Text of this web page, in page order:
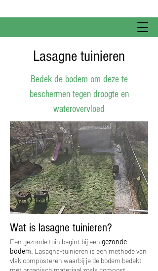
Lasagne tuinieren
Bedek de bodem om deze te
beschermen tegen droogte en
waterovervloed
Wat is lasagne tuinieren?
Een gezonde tuin begint bij een gezonde
bodem. Lasagna-tuinieren is een methode van
vlak composteren waarbij je de bodem bedekt